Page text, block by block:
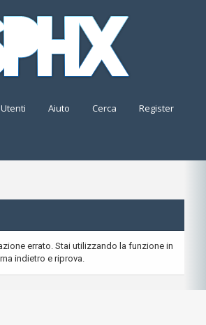
Utenti Aiuto Cerca Register
errato. Stai utilizzando la funzione in
indietro e riprova.